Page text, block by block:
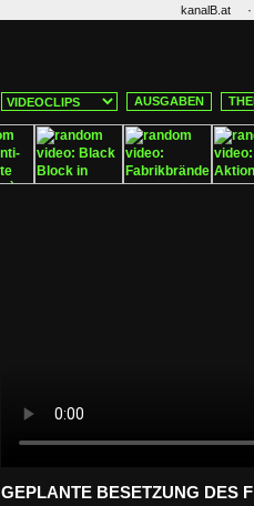
kanalB.at ·
AUSGABEN
GEPLANTE BESETZUNG DES